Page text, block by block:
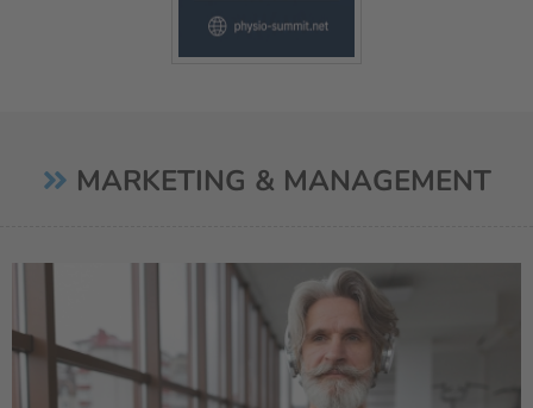
MARKETING & MANAGEMENT